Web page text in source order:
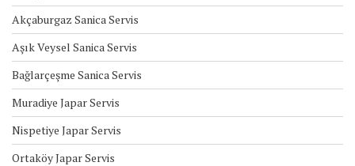
Akçaburgaz Sanica Servis
Aşık Veysel Sanica Servis
Bağlarçeşme Sanica Servis
Muradiye Japar Servis
Nispetiye Japar Servis
Ortaköy Japar Servis